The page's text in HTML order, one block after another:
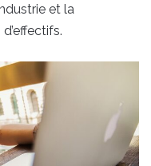
et la